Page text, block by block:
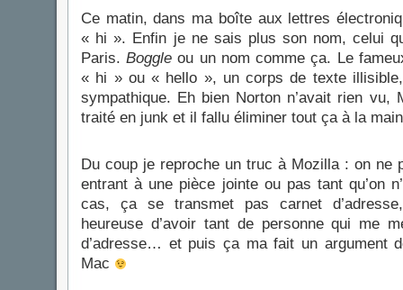
Ce matin, dans ma boîte aux lettres
« hi ». Enfin je ne sais plus son nom, celui
Paris.Boggle ou un nom comme ça. Le
« hi » ou « hello », un corps de texte
sympathique. Eh bien Norton n’avait rien vu,
traité en junk et il fallu éliminer tout ça à la
Du coup je reproche un truc à Mozilla : on ne
entrant à une pièce jointe ou pas tant qu’on
cas, ça se transmet pas carnet
heureuse d’avoir tant de personne qui me
d’adresse… et puis ça ma fait un argument
Mac